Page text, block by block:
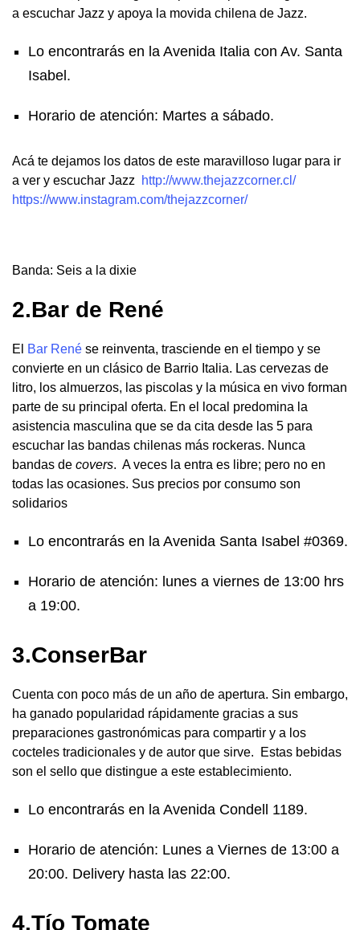
a escuchar Jazz y apoya la movida chilena de Jazz.
Lo encontrarás en la Avenida Italia con Av. Santa
Isabel.
Horario de atención: Martes a sábado.
Acá te dejamos los datos de este maravilloso lugar para ir
a ver y escuchar Jazz
http://www.thejazzcorner.cl/
https://www.instagram.com/thejazzcorner/
Banda: Seis a la dixie
2.Bar de René
El Bar René se reinventa, trasciende en el tiempo y se
convierte en un clásico de Barrio Italia. Las cervezas de
litro, los almuerzos, las piscolas y la música en vivo forman
parte de su principal oferta. En el local predomina la
asistencia masculina que se da cita desde las 5 para
escuchar las bandas chilenas más rockeras. Nunca
bandas de covers. A veces la entra es libre; pero no en
todas las ocasiones. Sus precios por consumo son
solidarios
Lo encontrarás en la Avenida Santa Isabel #0369.
Horario de atención: lunes a viernes de 13:00 hrs
a 19:00.
3.ConserBar
Cuenta con poco más de un año de apertura. Sin embargo,
ha ganado popularidad rápidamente gracias a sus
preparaciones gastronómicas para compartir y a los
cocteles tradicionales y de autor que sirve. Estas bebidas
son el sello que distingue a este establecimiento.
Lo encontrarás en la Avenida Condell 1189.
Horario de atención: Lunes a Viernes de 13:00 a
20:00. Delivery hasta las 22:00.
4.Tío Tomate